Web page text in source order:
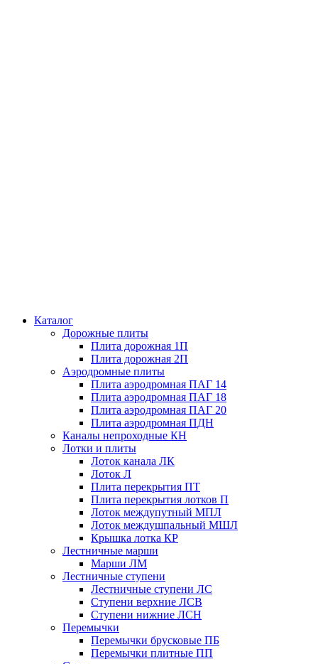
Каталог
Дорожные плиты
Плита дорожная 1П
Плита дорожная 2П
Аэродромные плиты
Плита аэродромная ПАГ 14
Плита аэродромная ПАГ 18
Плита аэродромная ПАГ 20
Плита аэродромная ПДН
Каналы непроходные КН
Лотки и плиты
Лоток канала ЛК
Лоток Л
Плита перекрытия ПТ
Плита перекрытия лотков П
Лоток междупутный МПЛ
Лоток междушпальный МШЛ
Крышка лотка КР
Лестничные марши
Марши ЛМ
Лестничные ступени
Лестничные ступени ЛС
Ступени верхние ЛСВ
Ступени нижние ЛСН
Перемычки
Перемычки брусковые ПБ
Перемычки плитные ПП